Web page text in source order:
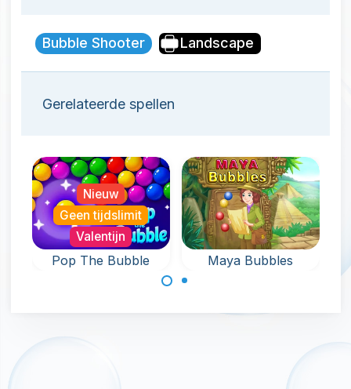
Bubble Shooter Landscape
Gerelateerde spellen
Pop The Bubble
Nieuw
Geen tijdslimit
Valentijn
Maya Bubbles
Verwijder alle